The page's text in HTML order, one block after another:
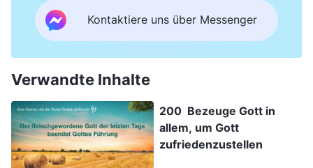
Kontaktiere uns über Messenger
Verwandte Inhalte
200 Bezeuge Gott in
allem, um Gott
zufriedenzustellen